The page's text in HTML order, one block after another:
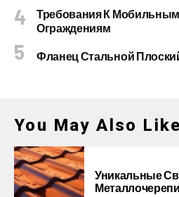
Требования К
Ограждениям
Фланец Стальной
You May Also Like
Уникальные